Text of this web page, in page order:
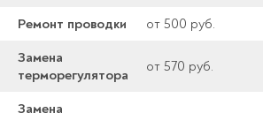
Ремонт проводки
от 500 руб.
Замена
терморегулятора
от 570 руб.
Замена